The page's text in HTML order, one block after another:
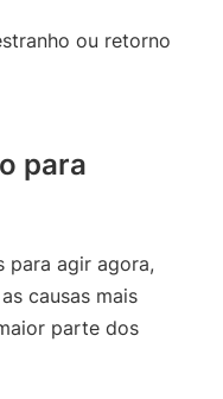
ou retorno
para
para agir agora,
causas mais
parte dos